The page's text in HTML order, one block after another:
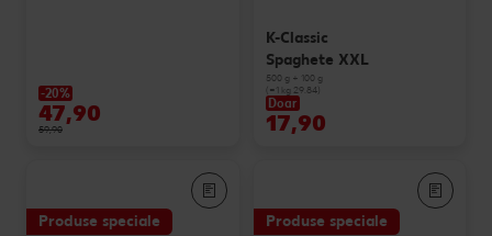
-20%
47,90
59,90
K-Classic
Spaghete XXL
500 g + 100 g
(=1 kg 29.84)
Doar
17,90
Produse speciale Produse speciale